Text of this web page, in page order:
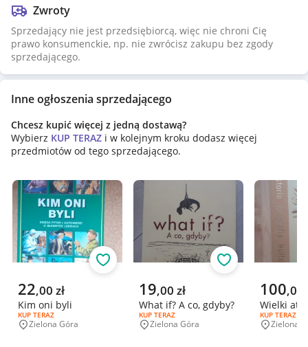
Zwroty
Sprzedający nie jest przedsiębiorcą, więc nie chroni Cię
prawo konsumenckie, np. nie zwrócisz zakupu bez zgody
sprzedającego.
Inne ogłoszenia sprzedającego
Chcesz kupić więcej z jedną dostawą?
Wybierz KUP TERAZ i w kolejnym kroku dodasz więcej
przedmiotów od tego sprzedającego.
Aktualna cena
22,00 zł
Kim oni byli
RODZAJ OFERTY:
KUP TERAZ
Miejscowość
Zielona Góra
Obserwuj
Aktualna cena
19,00 zł
What if? A co, gdyby?
RODZAJ OFERTY:
KUP TERAZ
Miejscowość
Zielona Góra
Obserwuj
Aktualna
100,00
Wielki
RODZAJ
KUP TERAZ
Zielona